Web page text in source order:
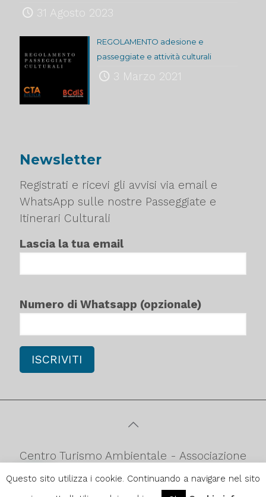
31 Agosto 2023
REGOLAMENTO adesione e
passeggiate e attività culturali
3 Marzo 2021
Newsletter
Registrati e ricevi gli avvisi via email e
WhatsApp sulle nostre Passeggiate e
Itinerari Culturali
Lascia la tua email
Numero di Whatsapp (opzionale)
Centro Turismo Ambientale - Associazione
culturale di promozione turistica
ambientale C.F.90052980879
Questo sito utilizza i cookie. Continuando a navigare nel sito